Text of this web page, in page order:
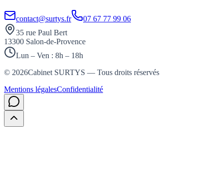
contact@surtys.fr
07 67 77 99 06
35 rue Paul Bert
13300 Salon-de-Provence
Lun – Ven : 8h – 18h
© 2026Cabinet SURTYS — Tous droits réservés
Mentions légalesConfidentialité